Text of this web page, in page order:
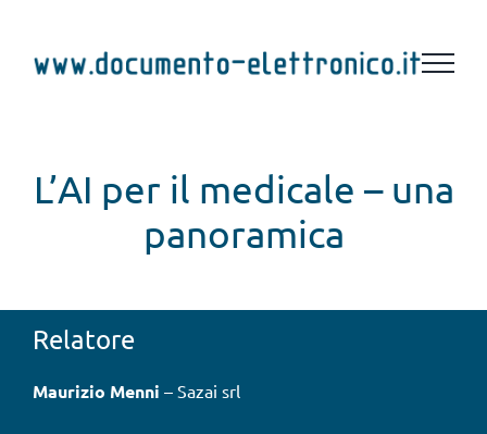
contenuto
L’AI per il medicale – una
panoramica
Relatore
Maurizio Menni – Sazai srl